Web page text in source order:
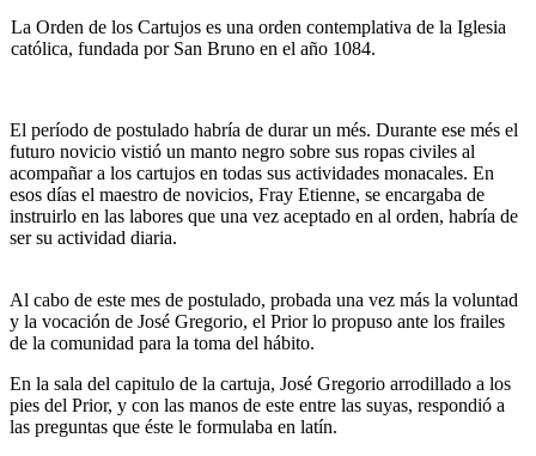
La Orden de los Cartujos es una orden contemplativa de la Iglesia
católica, fundada por San Bruno en el año 1084.
El período de postulado habría de durar un més. Durante ese més el
futuro novicio vistió un manto negro sobre sus ropas civiles al
acompañar a los cartujos en todas sus actividades monacales. En
esos días el maestro de novicios, Fray Etienne, se encargaba de
instruirlo en las labores que una vez aceptado en al orden, habría de
ser su actividad diaria.
Al cabo de este mes de postulado, probada una vez más la voluntad
y la vocación de José Gregorio, el Prior lo propuso ante los frailes
de la comunidad para la toma del hábito.
En la sala del capitulo de la cartuja, José Gregorio arrodillado a los
pies del Prior, y con las manos de este entre las suyas, respondió a
las preguntas que éste le formulaba en latín.